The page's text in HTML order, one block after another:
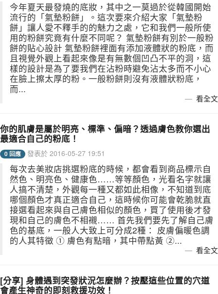
今年夏天最發燒的底妝，其中之一莫過於從韓國開始
流行的「氣墊粉餅」。這次要來介紹大家「氣墊粉
餅」讓人愛不釋手的的魅力之處，它和我們一般所使
用的粉餅究竟有什麼不同呢？ 氣墊粉餅有別於一般粉
餅的貼心設計 氣墊粉餅裡面有添加液體狀的粉底，而
且視覺外觀上看起來像是有無數個凹凸不平的洞，這
樣的設計是為了要我們在沾粉時避免沾太多而不小心
在臉上擦太厚的粉。一般粉餅則沒有液體狀粉底，
而...
看全文
你的肌膚是屬於明亮、標準、偏暗？透過膚色教你選出
最適合自己的粉底！
0 回應 發表於 2016-05-27 19:51
每次去美妝店挑選粉底的時候，都會看到商品標示自
然色、明亮色、健康色……等等顏色，光看名字就讓
人搞不清楚，外觀每一種又都如此相像，不知道到底
哪個顏色才真正適合自己，這時候你可能會乾脆就直
接選看起來與自己膚色相似的顏色，買了使用後才發
現和自己的膚色不相襯…… 首先我們要先了解自己膚
色的基底，一般人大致上可分成2種： 皮膚偏暖色調
的人其特徵 ① 膚色有點暗，其中帶點黃 ②...
看全文
[分享] 身體遇到突發狀況怎麼辦？按壓這些位置的穴道
會產生神奇的即刻救援功效！